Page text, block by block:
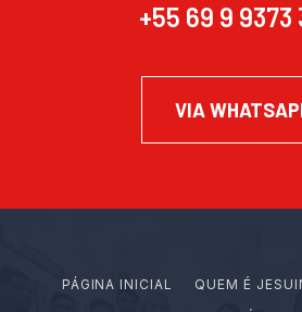
+55 69 9 9373
VIA
PÁGINA INICIAL Q U EM É J ES U I